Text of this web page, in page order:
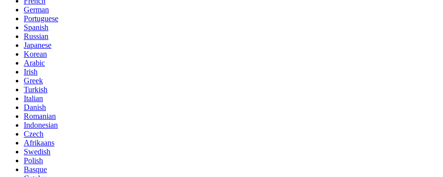
German
Portuguese
Spanish
Russian
Japanese
Korean
Arabic
Irish
Greek
Turkish
Italian
Danish
Romanian
Indonesian
Czech
Afrikaans
Swedish
Polish
Basque